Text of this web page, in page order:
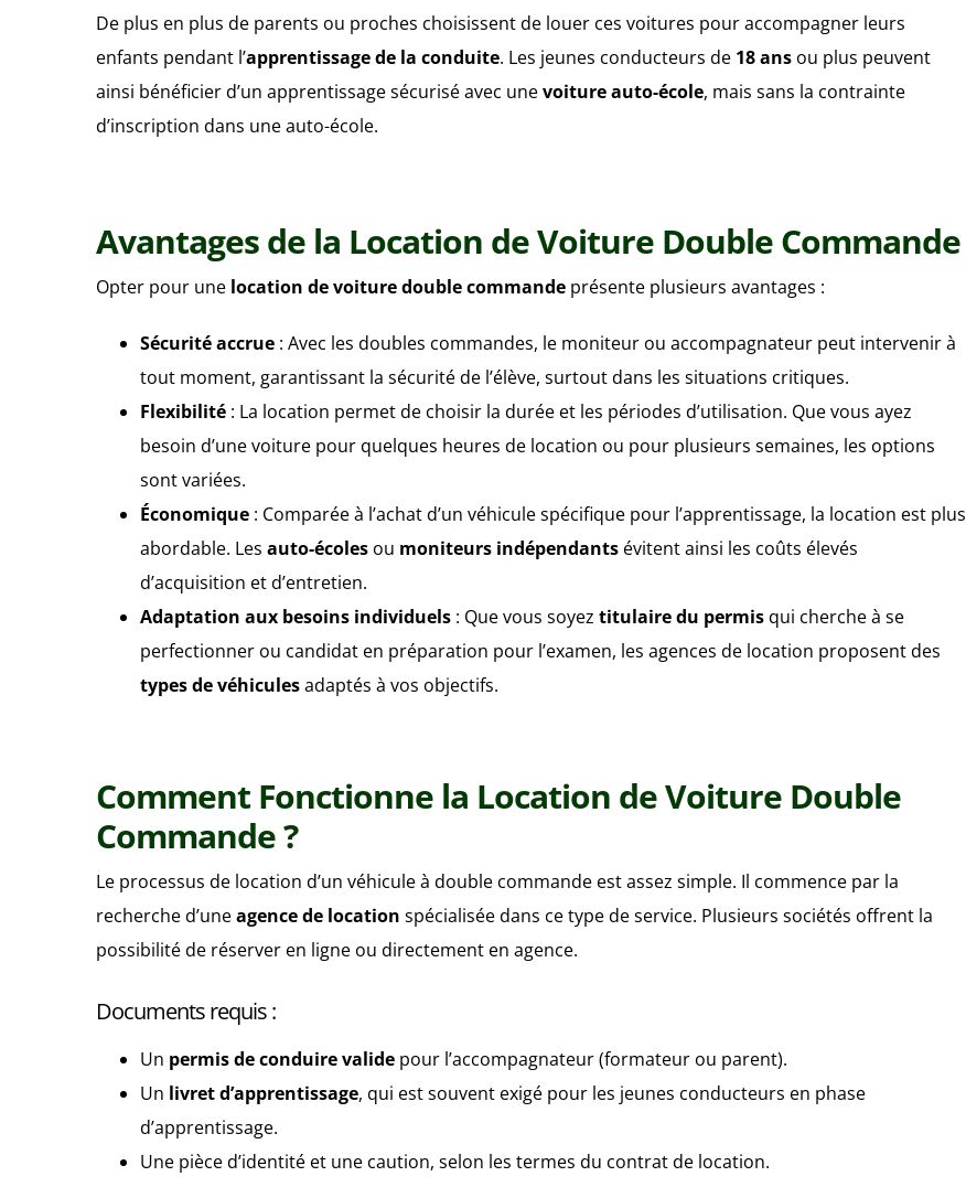
De plus en plus de parents ou proches choisissent de louer ces voitures pour accompagner leurs
enfants pendant l’apprentissage de la conduite. Les jeunes conducteurs de 18 ans ou plus peuvent
ainsi bénéficier d’un apprentissage sécurisé avec unevoiture auto-école, mais sans la contrainte
d’inscription dans une auto-école.
Avantages de la Location de Voiture Double Commande
Opter pour une location de voiture double commande présente plusieurs avantages :
Sécurité accrue : Avec les doubles commandes, le moniteur ou accompagnateur peut intervenir à
tout moment, garantissant la sécurité de l’élève, surtout dans les situations critiques.
Flexibilité : La location permet de choisir la durée et les périodes d’utilisation. Que vous ayez
besoin d’une voiture pour quelques heures de location ou pour plusieurs semaines, les options
sont variées.
Économique : Comparée à l’achat d’un véhicule spécifique pour l’apprentissage, la location est plus
abordable. Les auto-écoles ou moniteurs indépendants évitent ainsi les coûts élevés
d’acquisition et d’entretien.
Adaptation aux besoins individuels : Que vous soyez titulaire du permis qui cherche à se
perfectionner ou candidat en préparation pour l’examen, les agences de location proposent des
types de véhiculesadaptés à vos objectifs.
Comment Fonctionne la Location de Voiture Double
Commande ?
Le processus de location d’un véhicule à double commande est assez simple. Il commence par la
recherche d’uneagence de location spécialisée dans ce type de service. Plusieurs sociétés offrent la
possibilité de réserver en ligne ou directement en agence.
Documents requis :
Un permis de conduire valide pour l’accompagnateur (formateur ou parent).
Un livret d’apprentissage, qui est souvent exigé pour les jeunes conducteurs en phase
d’apprentissage.
Une pièce d’identité et une caution, selon les termes du contrat de location.